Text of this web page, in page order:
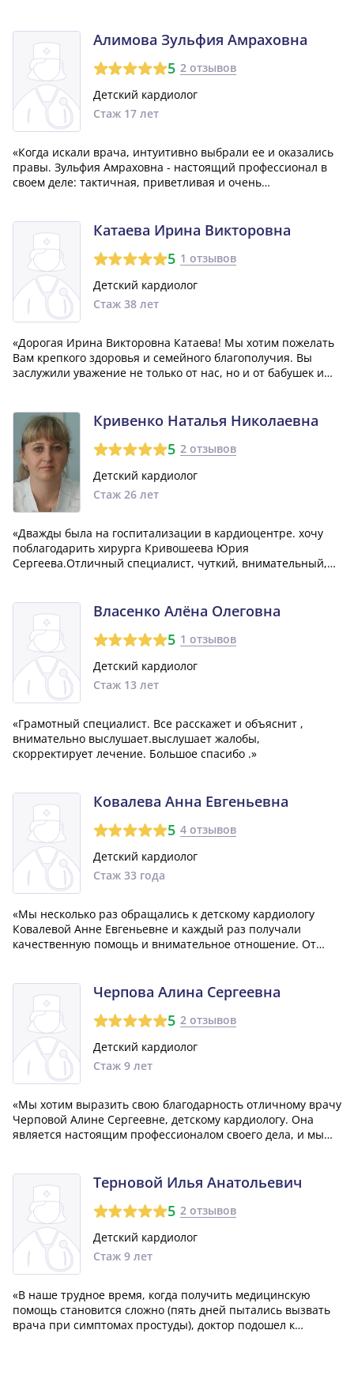
течение двух лет обращений в...»
Алимова Зульфия Амраховна
5 2 отзывов
Детский кардиолог
Стаж 17 лет
«Когда искали врача, интуитивно выбрали ее и оказались
правы. Зульфия Амраховна - настоящий профессионал в
своем деле: тактичная, приветливая и очень
в трудный момент. Когда наш ребено...»
Катаева Ирина Викторовна
5 1 отзывов
Детский кардиолог
Стаж 38 лет
«Дорогая Ирина Викторовна Катаева! Мы хотим пожелать
Вам крепкого здоровья и семейного благополучия. Вы
заслужили уважение не только от нас, но и от бабушек и
уважением, родители.»Кривенко Наталья Николаевна
5 2 отзывов
Детский кардиолог
Стаж 26 лет
«Дважды была на госпитализации в кардиоцентре. хочу
поблагодарить хирурга Кривошеева Юрия
Сергеева.Отличный специалист, чуткий, внимательный,
большое лечащему врачу Кривенко Наталье Нико...»
Власенко Алёна Олеговна
5 1 отзывов
Детский кардиолог
Стаж 13 лет
«Грамотный специалист. Все расскажет и объяснит ,
внимательно выслушает.выслушает жалобы,
скорректирует лечение. Большое спасибо .»
Ковалева Анна Евгеньевна
5 4 отзывов
Детский кардиолог
Стаж 33 года
«Мы несколько раз обращались к детскому кардиологу
Ковалевой Анне Евгеньевне и каждый раз получали
качественную помощь и внимательное отношение. От
справиться с возникающими сложными ситуациями...»
Черпова Алина Сергеевна
5 2 отзывов
Детский кардиолог
Стаж 9 лет
«Мы хотим выразить свою благодарность отличному врачу
Черповой Алине Сергеевне, детскому кардиологу. Она
является настоящим профессионалом своего дела, и мы
человек. Хотелось бы, чтобы таких спец...»
Терновой Илья Анатольевич
5 2 отзывов
Детский кардиолог
Стаж 9 лет
«В наше трудное время, когда получить медицинскую
помощь становится сложно (пять дней пытались вызвать
врача при симптомах простуды), доктор подошел к